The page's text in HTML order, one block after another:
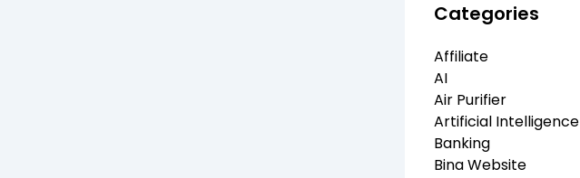
Categories
Affiliate
AI
Air Purifier
Artificial Intelligence
Banking
Bina Website